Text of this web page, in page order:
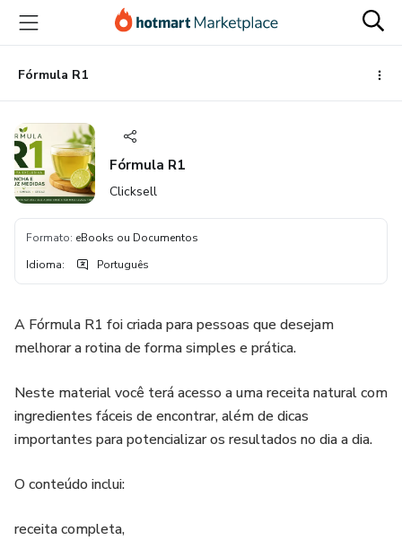
para
conteúdo
principal
para
pagamento
para
rodapé
Fórmula R1
Fórmula R1
Clicksell
Formato: eBooks ou Documentos
Idioma: Português
A Fórmula R1 foi criada para pessoas que desejam
melhorar a rotina de forma simples e prática.
Neste material você terá acesso a uma receita natural com
ingredientes fáceis de encontrar, além de dicas
importantes para potencializar os resultados no dia a dia.
O conteúdo inclui:
receita completa,